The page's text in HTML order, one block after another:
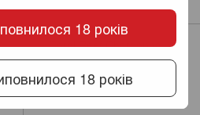
18 років
18 років